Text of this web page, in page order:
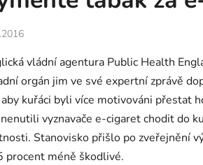
vládní agentura Public Health
orgán jim ve své expertní zprávě
kuřáci byli více motivováni přestat
vyznavače e-cigaret chodit do
Stanovisko přišlo po zveřejnění
procent méně škodlivé.